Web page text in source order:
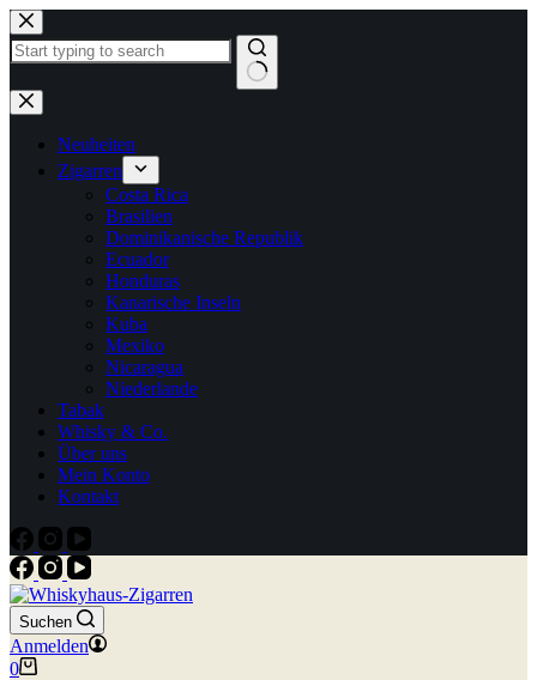
Zum
Inhalt
springen
Keine
Ergebnisse
Neuheiten
Zigarren
Costa Rica
Brasilien
Dominikanische Republik
Ecuador
Honduras
Kanarische Inseln
Kuba
Mexiko
Nicaragua
Niederlande
Tabak
Whisky & Co.
Über uns
Mein Konto
Kontakt
Suchen
Anmelden
Warenkorb
0